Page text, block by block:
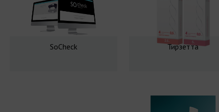
SoCheck Тирзетта